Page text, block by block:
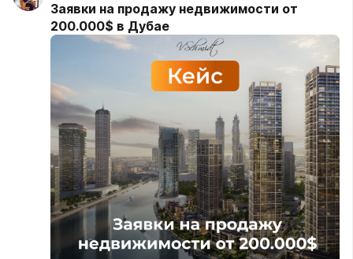
Заявки на продажу недвижимости от
200.000$ в Дубае